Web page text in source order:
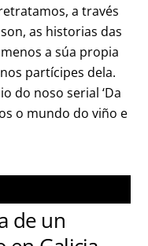
a través
as historias das
a súa propia
partícipes dela.
do noso serial ‘Da
o mundo do viño e
de un